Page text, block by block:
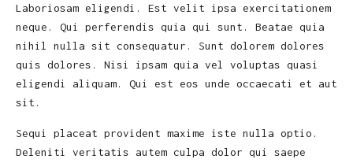
Laboriosam eligendi. Est velit ipsa exercitationem
neque. Qui perferendis quia qui sunt. Beatae quia
nihil nulla sit consequatur. Sunt dolorem dolores
quis dolores. Nisi ipsam quia vel voluptas quasi
eligendi aliquam. Qui est eos unde occaecati et aut
sit.
Sequi placeat provident maxime iste nulla optio.
Deleniti veritatis autem culpa dolor qui saepe